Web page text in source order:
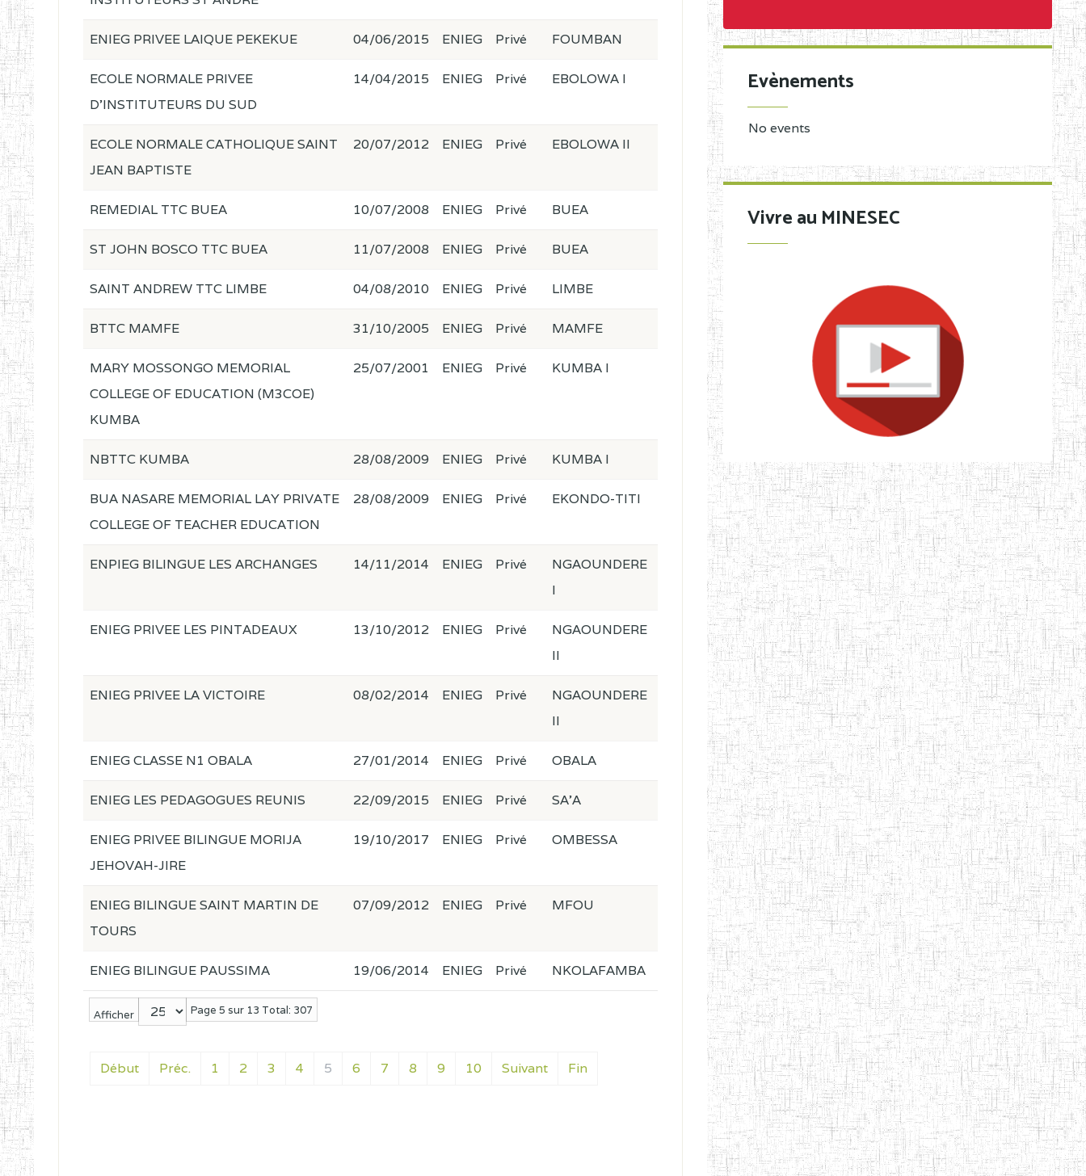
Afficher Page 5 sur 13 Total: 307
Début Préc. 1 2 3 4 5 6 7 8 9 10 Suivant Fin
ENIEG PRIVEE LAIQUE PEKEKUE 04/06/2015 ENIEG Privé FOUMBAN
ECOLE NORMALE PRIVEE
D'INSTITUTEURS DU SUD
14/04/2015 ENIEG Privé EBOLOWA I
ECOLE NORMALE CATHOLIQUE SAINT
JEAN BAPTISTE
20/07/2012 ENIEG Privé EBOLOWA II
REMEDIAL TTC BUEA 10/07/2008 ENIEG Privé BUEA
ST JOHN BOSCO TTC BUEA 11/07/2008 ENIEG Privé BUEA
SAINT ANDREW TTC LIMBE 04/08/2010 ENIEG Privé LIMBE
BTTC MAMFE 31/10/2005 ENIEG Privé MAMFE
MARY MOSSONGO MEMORIAL
COLLEGE OF EDUCATION (M3COE)
KUMBA
25/07/2001 ENIEG Privé KUMBA I
NBTTC KUMBA 28/08/2009 ENIEG Privé KUMBA I
BUA NASARE MEMORIAL LAY PRIVATE
COLLEGE OF TEACHER EDUCATION
28/08/2009 ENIEG Privé EKONDO-TITI
ENPIEG BILINGUE LES ARCHANGES 14/11/2014 ENIEG Privé
NGAOUNDERE
I
ENIEG PRIVEE LES PINTADEAUX 13/10/2012 ENIEG Privé
NGAOUNDERE
II
ENIEG PRIVEE LA VICTOIRE 08/02/2014 ENIEG Privé
NGAOUNDERE
II
ENIEG CLASSE N1 OBALA 27/01/2014 ENIEG Privé OBALA
ENIEG LES PEDAGOGUES REUNIS 22/09/2015 ENIEG Privé SA'A
ENIEG PRIVEE BILINGUE MORIJA
JEHOVAH-JIRE
19/10/2017 ENIEG Privé OMBESSA
ENIEG BILINGUE SAINT MARTIN DE
TOURS
07/09/2012 ENIEG Privé MFOU
ENIEG BILINGUE PAUSSIMA 19/06/2014 ENIEG Privé NKOLAFAMBA
Evènements
No events
Vivre au MINESEC